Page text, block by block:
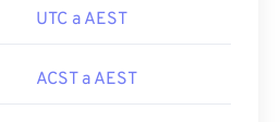
UTC a AEST
ACST a AEST